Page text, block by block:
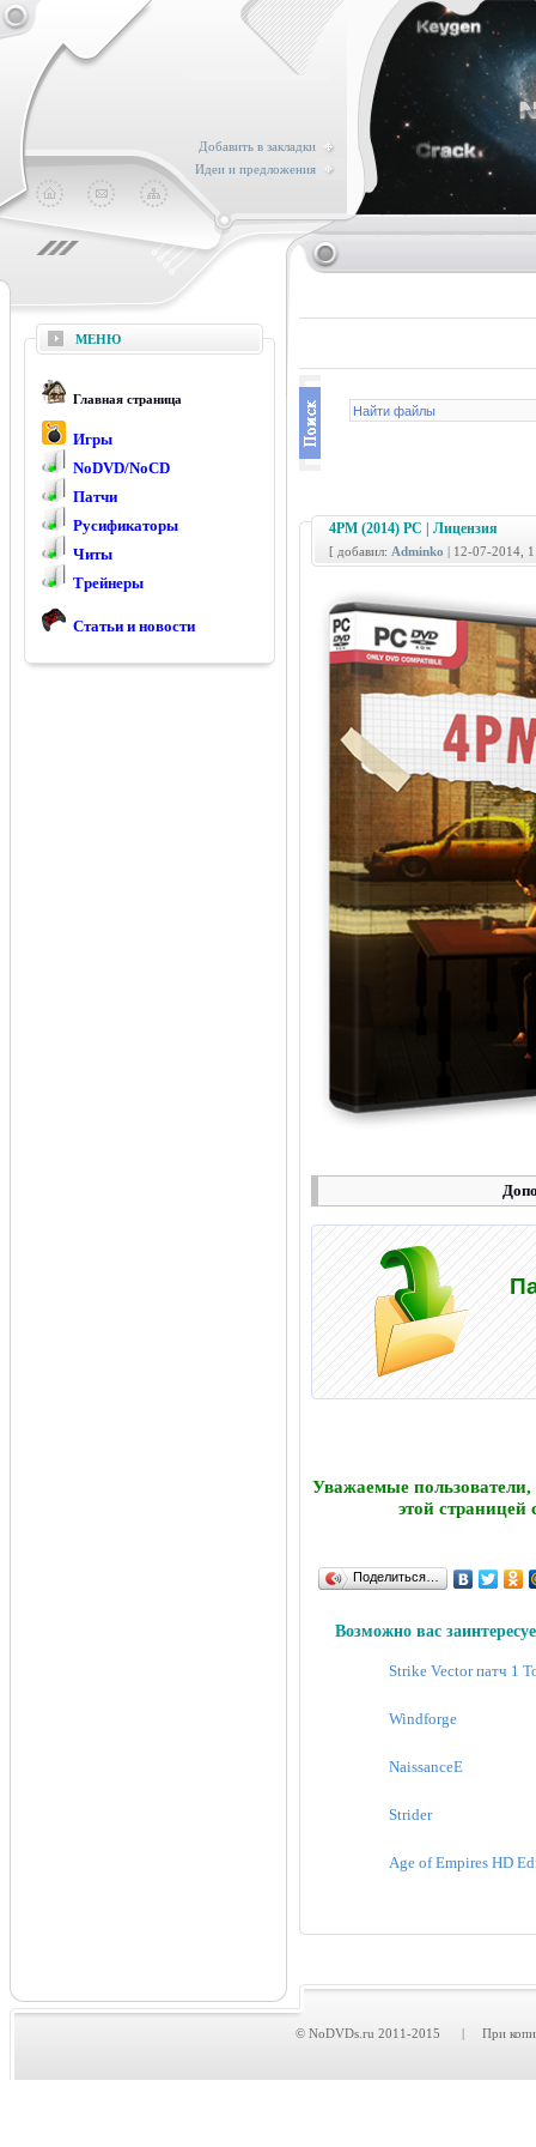
Добавить в закладки
Идеи и предложения
МЕНЮ
Главная страница
Игры
NoDVD/NoCD
Патчи
Русификаторы
Читы
Трейнеры
Статьи и новости
4PM (2014) PC | Лицензия
[ добавил: Adminko | 12-07-2014,
Уважаемые
этой страницей
Поделиться…
Возможно вас
Strike Vector патч 1
Windforge
NaissanceE
Strider
Age of Empires HD
© NoDVDs.ru 2011-2015 | При